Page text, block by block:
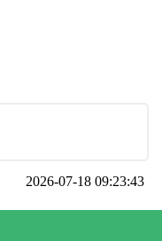
2026-07-18 09:23:43